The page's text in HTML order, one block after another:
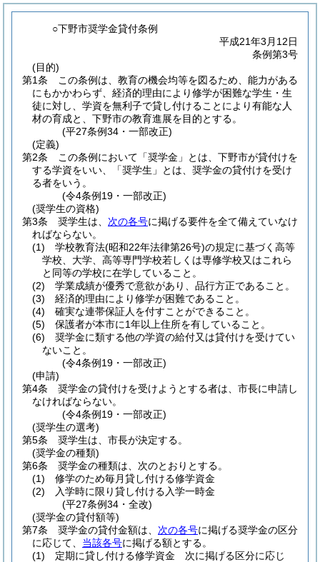
○下野市奨学金貸付条例
平成21年3月12日
条例第3号
(目的)
第1条
この条例は、教育の機会均等を図るため、能力がある
にもかかわらず、経済的理由により修学が困難な学生・生
徒に対し、学資を無利子で貸し付けることにより有能な人
材の育成と、下野市の教育進展を目的とする。
(平27条例34・一部改正)
(定義)
第2条
この条例において「奨学金」とは、下野市が貸付けを
する学資をいい、「奨学生」とは、奨学金の貸付けを受け
る者をいう。
(令4条例19・一部改正)
(奨学生の資格)
第3条
奨学生は、 次の各号に掲げる要件を全て備えていなけ
ればならない。
(1)
学校教育法(昭和22年法律第26号)の規定に基づく高等
学校、大学、高等専門学校若しくは専修学校又はこれら
と同等の学校に在学していること。
(2)
学業成績が優秀で意欲があり、品行方正であること。
(3)
経済的理由により修学が困難であること。
(4)
確実な連帯保証人を付すことができること。
(5)
保護者が本市に1年以上住所を有していること。
(6)
奨学金に類する他の学資の給付又は貸付けを受けてい
ないこと。
(令4条例19・一部改正)
(申請)
第4条
奨学金の貸付けを受けようとする者は、市長に申請し
なければならない。
(令4条例19・一部改正)
(奨学生の選考)
第5条
奨学生は、市長が決定する。
(奨学金の種類)
第6条
奨学金の種類は、次のとおりとする。
(1)
修学のため毎月貸し付ける修学資金
(2)
入学時に限り貸し付ける入学一時金
(平27条例34・全改)
(奨学金の貸付額等)
第7条
奨学金の貸付金額は、 次の各号に掲げる奨学金の区分
に応じて、 当該各号に掲げる額とする。
(1)
定期に貸し付ける修学資金 次に掲げる区分に応じ